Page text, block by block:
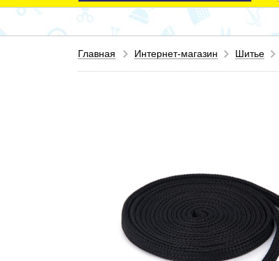
Главная Интернет-магазин Шитье